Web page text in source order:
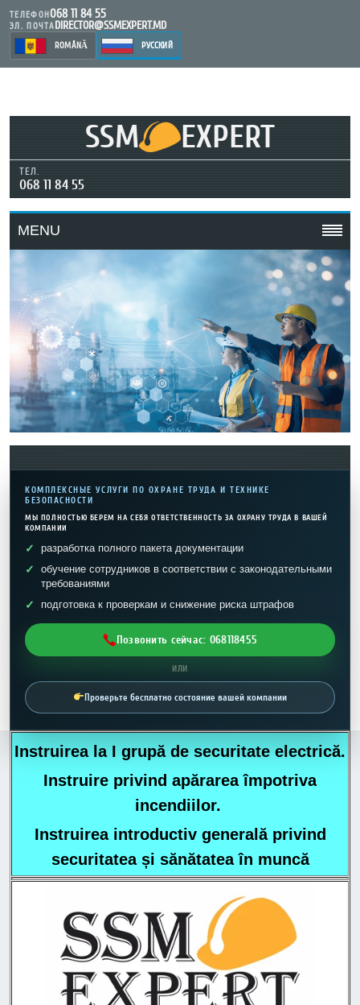
ТЕЛЕФОН068 11 84 55
ЭЛ. ПОЧТАDIRECTOR@SSMEXPERT.MD
ROMÂNĂ РУССКИЙ
SSM EXPERT
ТЕЛ.
068 11 84 55
MENU
КОМПЛЕКСНЫЕ УСЛУГИ ПО ОХРАНЕ ТРУДА И ТЕХНИКЕ
БЕЗОПАСНОСТИ
МЫ ПОЛНОСТЬЮ БЕРЕМ НА СЕБЯ ОТВЕТСТВЕННОСТЬ ЗА ОХРАНУ ТРУДА В ВАШЕЙ
КОМПАНИИ
разработка полного пакета документации
обучение сотрудников в соответствии с законодательными
требованиями
подготовка к проверкам и снижение риска штрафов
Позвонить сейчас: 068118455
ИЛИ
Проверьте бесплатно состояние вашей компании
Instruirea la I grupă de securitate electrică.
Instruire privind apărarea împotriva
incendiilor.
Instruirea introductiv generală privind
securitatea și sănătatea în muncă